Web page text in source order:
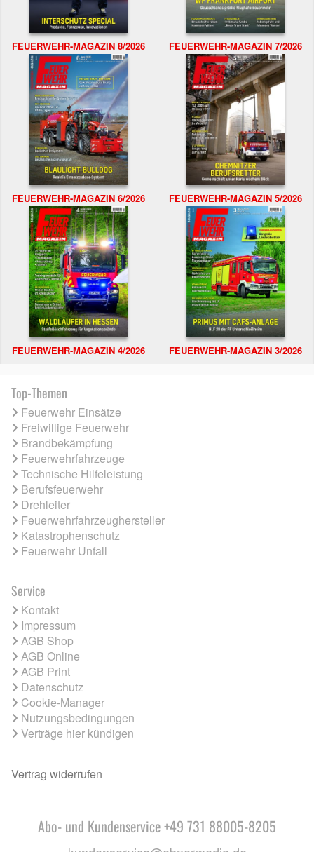
FEUERWEHR-MAGAZIN 8/2026 FEUERWEHR-MAGAZIN 7/2026
FEUERWEHR-MAGAZIN 6/2026 FEUERWEHR-MAGAZIN 5/2026
FEUERWEHR-MAGAZIN 4/2026 FEUERWEHR-MAGAZIN 3/2026
Top-Themen
Feuerwehr Einsätze
Freiwillige Feuerwehr
Brandbekämpfung
Feuerwehrfahrzeuge
Technische Hilfeleistung
Berufsfeuerwehr
Drehleiter
Feuerwehrfahrzeughersteller
Katastrophenschutz
Feuerwehr Unfall
Service
Kontakt
Impressum
AGB Shop
AGB Online
AGB Print
Datenschutz
Cookie-Manager
Nutzungsbedingungen
Verträge hier kündigen
Vertrag widerrufen
Abo- und Kundenservice +49 731 88005-8205